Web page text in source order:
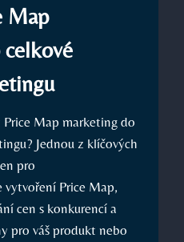
Map
Map marketing do
Jednou z klíčových
pro
vytvoření Price Map,
cen s konkurencí a
pro váš produkt nebo